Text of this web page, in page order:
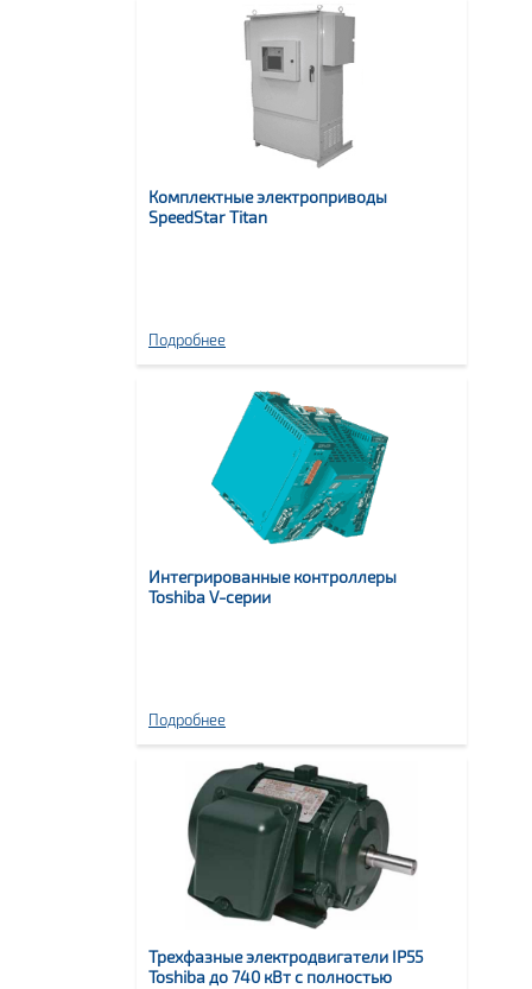
Комплектные электроприводы
SpeedStar Titan
Подробнее
Интегрированные контроллеры
Toshiba V-серии
Подробнее
Трехфазные электродвигатели IP55
Toshiba до 740 кВт с полностью